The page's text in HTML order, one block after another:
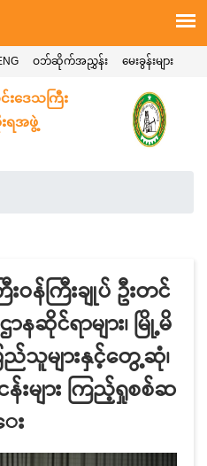
မေးခွန်းများ
ဝဘ်ဆိုက်အညွှန်း
းဒေသကြီး
ရအဖွဲ့
ဝန်ကြီးချုပ် ဦးတင်
ဆိုင်ရာများ၊ မြို့မိ
ြည်သူများနှင့်တွေ့ဆုံ၊
းများ ကြည့်ရှုစစ်ဆ
း